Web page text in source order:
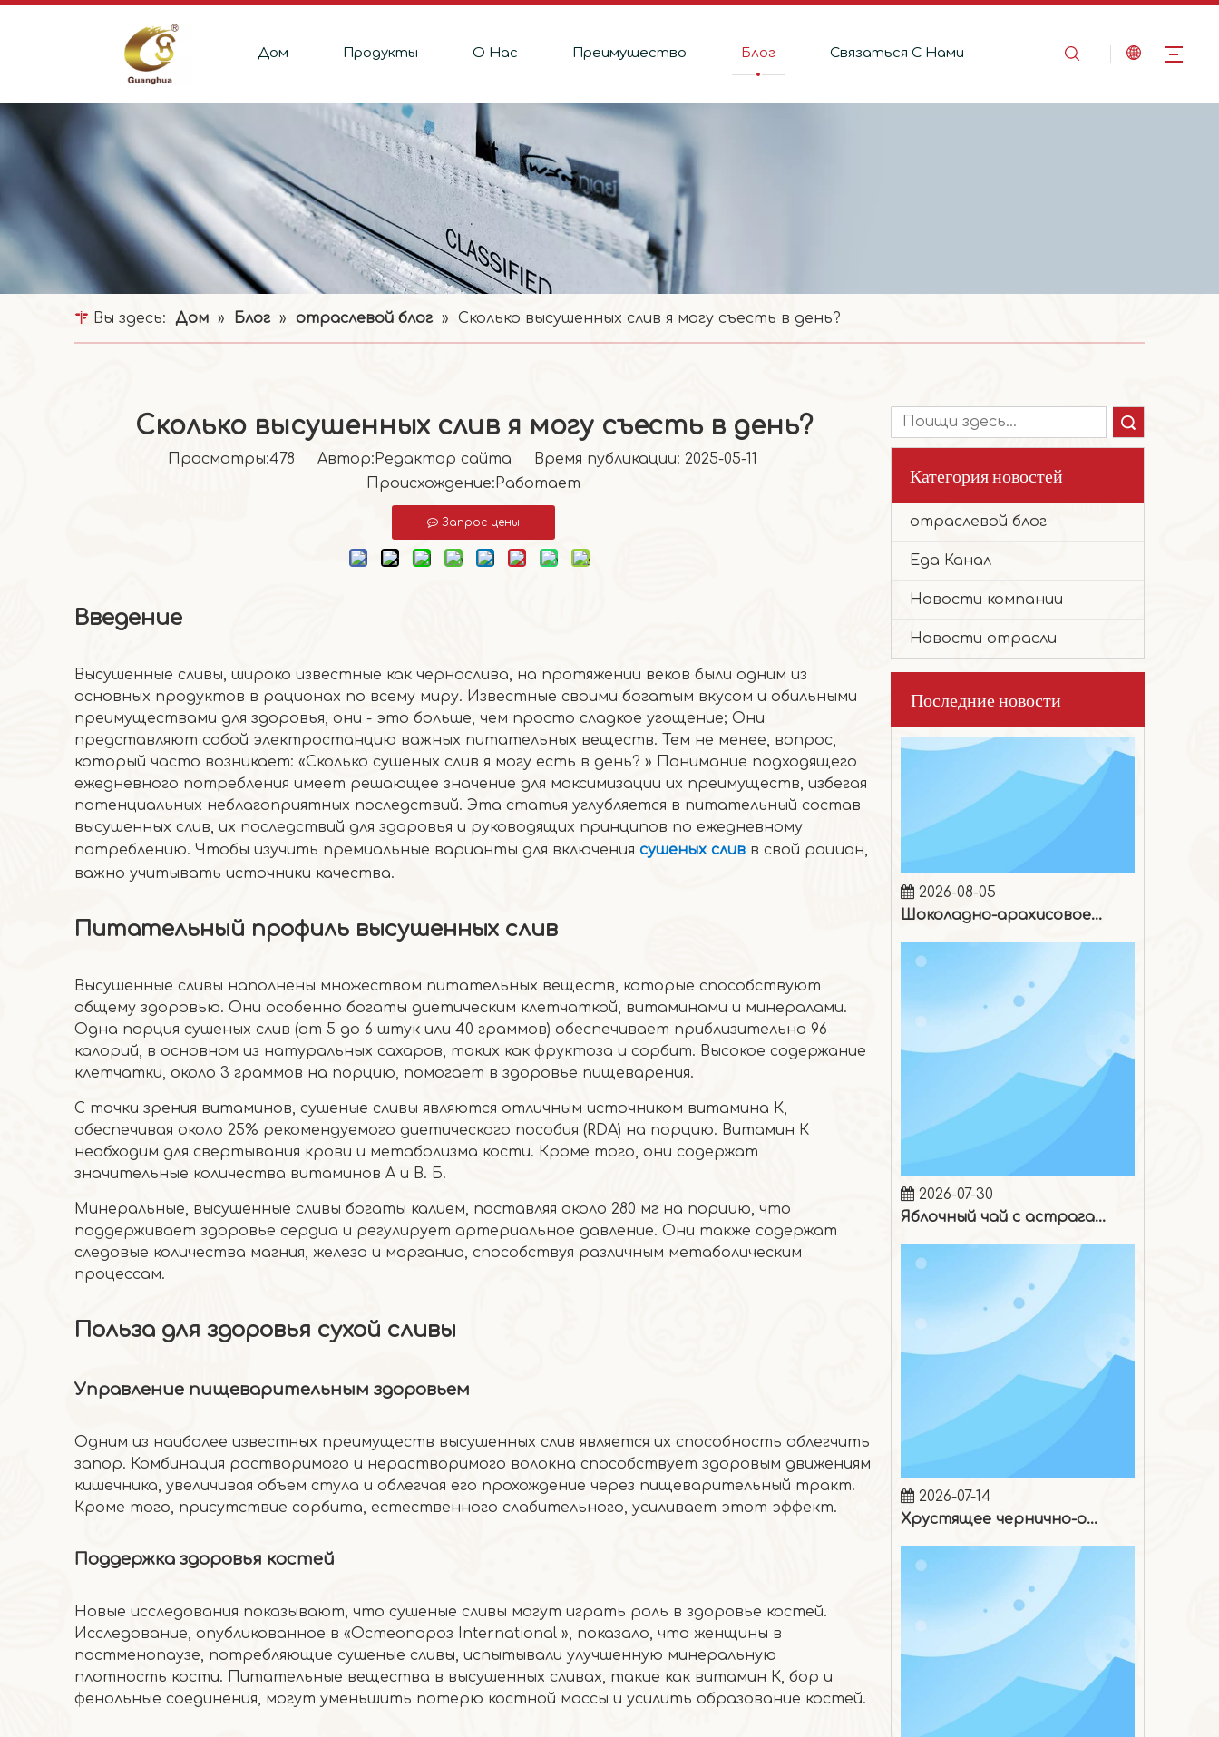
Дом Продукты О Hас Преимущество Блог Связаться C Hами
Вы здесь: Дом » Блог » отраслевой блог » Сколько высушенных слив я могу съесть в день?
Сколько высушенных слив я могу съесть в день?
Просмотры:478 Автор:Pедактор сайта Время публикации: 2025-05-11
Происхождение:Работает
Запрос цены
Введение
Высушенные сливы, широко известные как чернослива, на протяжении веков были одним из
основных продуктов в рационах по всему миру. Известные своими богатым вкусом и обильными
преимуществами для здоровья, они - это больше, чем просто сладкое угощение; Они
представляют собой электростанцию ​​важных питательных веществ. Тем не менее, вопрос,
который часто возникает: «Сколько сушеных слив я могу есть в день? » Понимание подходящего
ежедневного потребления имеет решающее значение для максимизации их преимуществ, избегая
потенциальных неблагоприятных последствий. Эта статья углубляется в питательный состав
высушенных слив, их последствий для здоровья и руководящих принципов по ежедневному
потреблению. Чтобы изучить премиальные варианты для включения сушеных слив в свой рацион,
важно учитывать источники качества.
Питательный профиль высушенных слив
Высушенные сливы наполнены множеством питательных веществ, которые способствуют
общему здоровью. Они особенно богаты диетическим клетчаткой, витаминами и минералами.
Одна порция сушеных слив (от 5 до 6 штук или 40 граммов) обеспечивает приблизительно 96
калорий, в основном из натуральных сахаров, таких как фруктоза и сорбит. Высокое содержание
клетчатки, около 3 граммов на порцию, помогает в здоровье пищеварения.
С точки зрения витаминов, сушеные сливы являются отличным источником витамина К,
обеспечивая около 25% рекомендуемого диетического пособия (RDA) на порцию. Витамин К
необходим для свертывания крови и метаболизма кости. Кроме того, они содержат
значительные количества витаминов А и В. Б.
Минеральные, высушенные сливы богаты калием, поставляя около 280 мг на порцию, что
поддерживает здоровье сердца и регулирует артериальное давление. Они также содержат
следовые количества магния, железа и марганца, способствуя различным метаболическим
процессам.
Польза для здоровья сухой сливы
Управление пищеварительным здоровьем
Одним из наиболее известных преимуществ высушенных слив является их способность облегчить
запор. Комбинация растворимого и нерастворимого волокна способствует здоровым движениям
кишечника, увеличивая объем стула и облегчая его прохождение через пищеварительный тракт.
Кроме того, присутствие сорбита, естественного слабительного, усиливает этот эффект.
Поддержка здоровья костей
Новые исследования показывают, что сушеные сливы могут играть роль в здоровье костей.
Исследование, опубликованное в «Остеопороз International », показало, что женщины в
постменопаузе, потребляющие сушеные сливы, испытывали улучшенную минеральную
плотность кости. Питательные вещества в высушенных сливах, такие как витамин К, бор и
фенольные соединения, могут уменьшить потерю костной массы и усилить образование костей.
Категория новостей
отраслевой блог
Еда Канал
Новости компании
Новости отрасли
Последние новости
Эти милые, пухлые маленькие